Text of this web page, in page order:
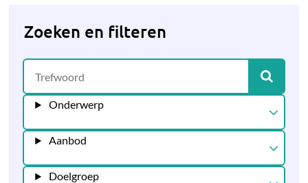
Zoeken en filteren
Onderwerp
Aanbod
Doelgroep